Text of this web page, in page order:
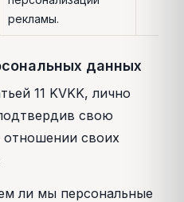
рекламы.
данных
11 KVKK, лично
свою
отношении своих
ли мы персональные